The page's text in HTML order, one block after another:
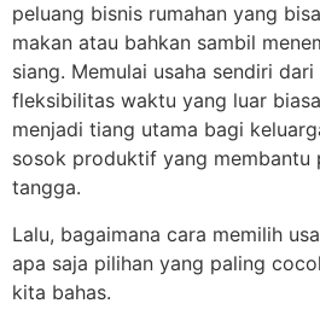
peluang bisnis rumahan yang
makan atau bahkan sambil
siang. Memulai usaha sendiri
fleksibilitas waktu yang luar
menjadi tiang utama bagi
sosok produktif yang membantu
tangga.
Lalu, bagaimana cara memilih
apa saja pilihan yang paling
kita bahas.